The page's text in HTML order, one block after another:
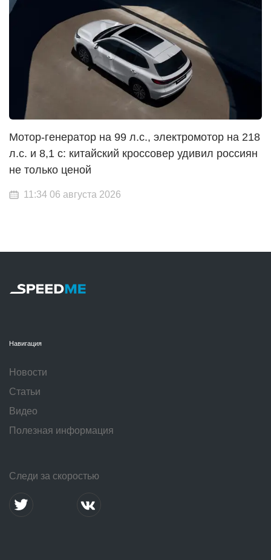
Мотор-генератор на 99 л.с., электромотор на 218
л.с. и 8,1 с: китайский кроссовер удивил россиян
не только ценой
11:34 06 августа 2026
Навигация
Новости
Статьи
Видео
Полезная информация
Следи за скоростью